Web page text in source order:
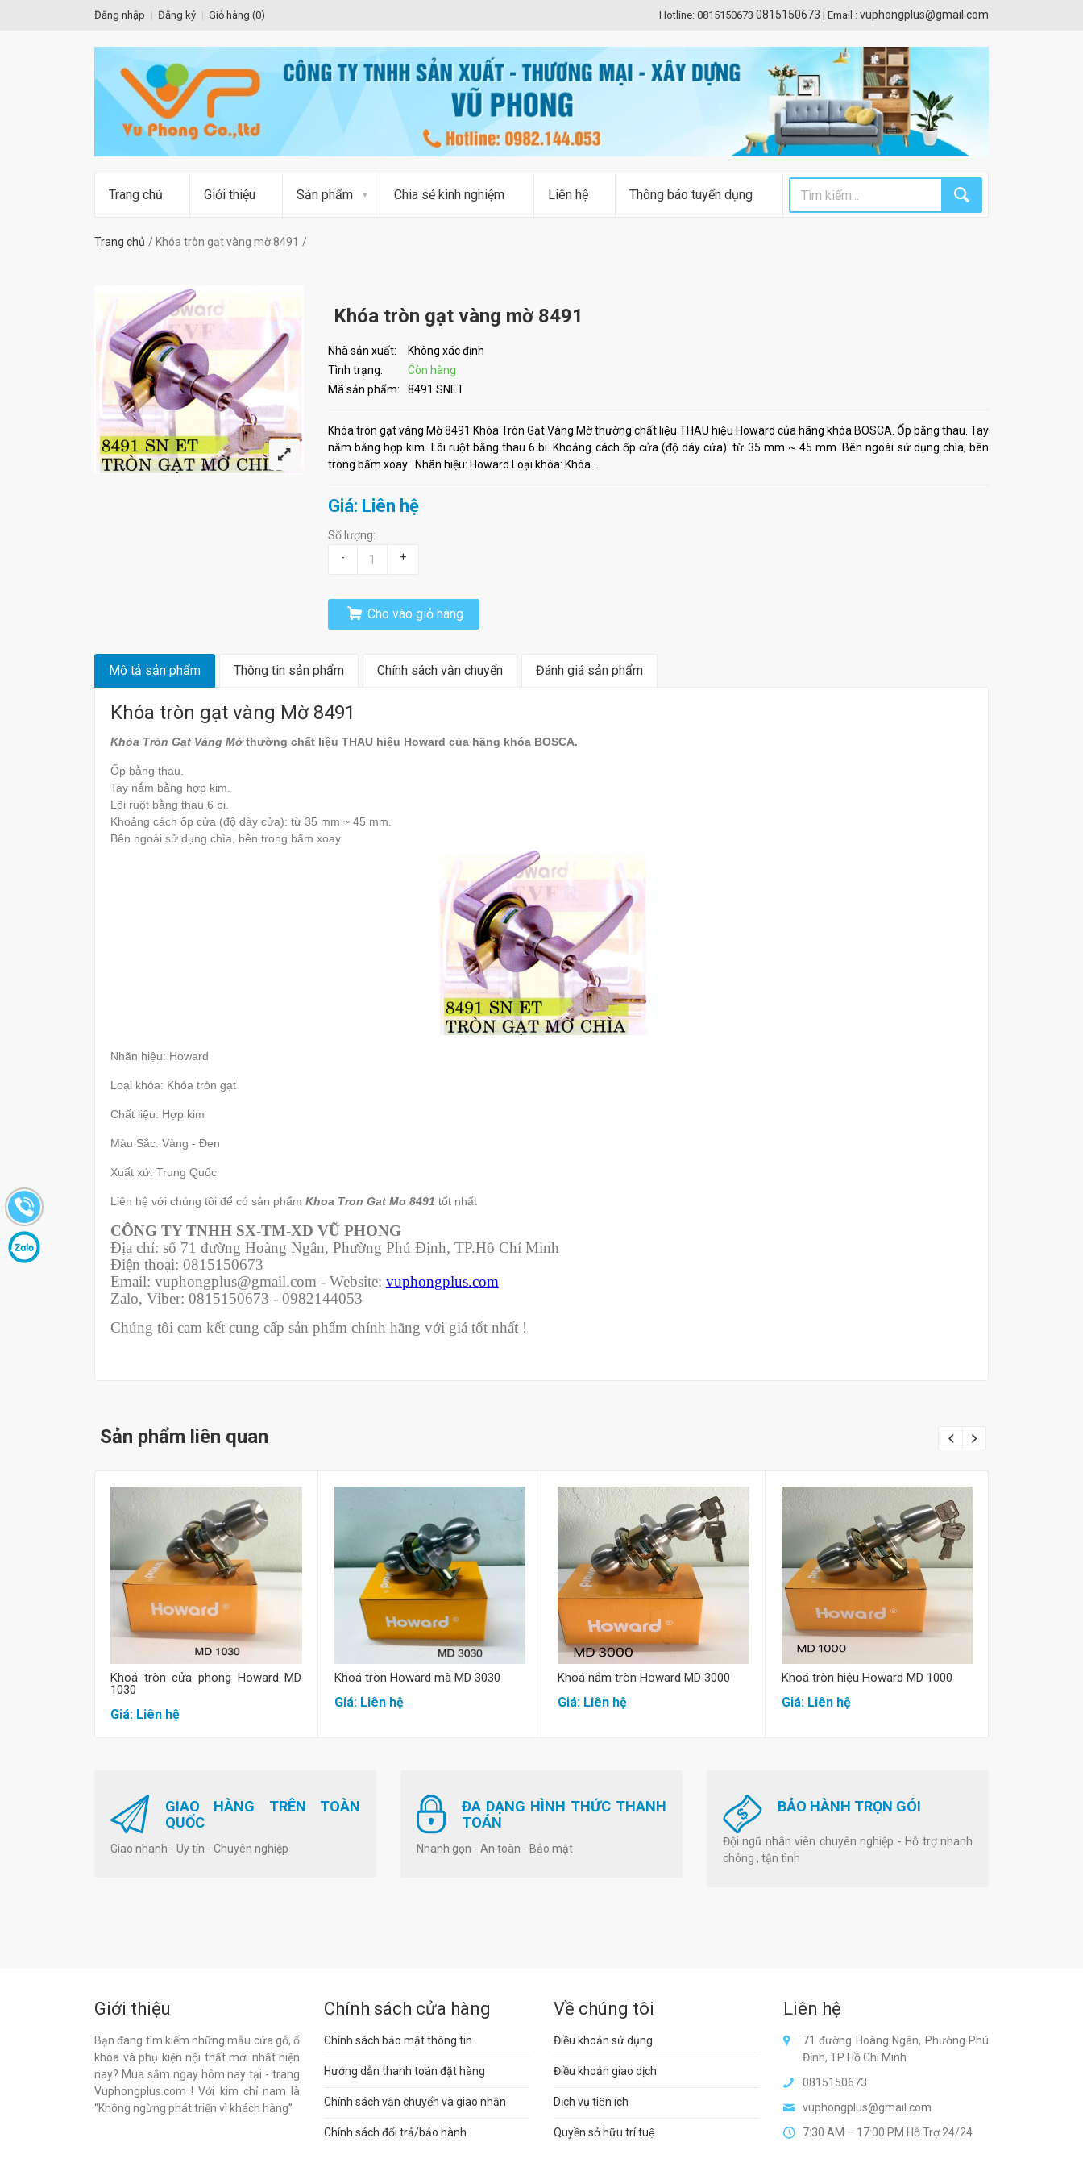
Đăng nhập Đăng ký Giỏ hàng (0) Hotline: 0815150673 0815150673 | Email : vuphongplus@gmail.com
Trang chủ Giới thiệu Sản phẩm Chia sẻ kinh nghiệm Liên hệ Thông báo tuyển dụng
Trang chủ Khóa tròn gạt vàng mờ 8491
Khóa tròn gạt vàng mờ 8491
Nhà sản xuất:
Không xác định
Tình trạng:
Còn hàng
Mã sản phẩm:
8491 SNET
Khóa tròn gạt vàng Mờ 8491 Khóa Tròn Gạt Vàng Mờ thường chất liệu THAU hiệu Howard của hãng khóa BOSCA. Ốp bằng thau. Tay
nắm bằng hợp kim. Lõi ruột bằng thau 6 bi. Khoảng cách ốp cửa (độ dày cửa): từ 35 mm ~ 45 mm. Bên ngoài sử dụng chìa, bên
trong bấm xoay Nhãn hiệu: Howard Loại khóa: Khóa...
Giá: Liên hệ
Số lượng:
-
+
Cho vào giỏ hàng
Mô tả sản phẩm Thông tin sản phẩm Chính sách vận chuyển Đánh giá sản phẩm
Khóa tròn gạt vàng Mờ 8491
Khóa Tròn Gạt Vàng Mờthường chất liệu THAU hiệu Howard của hãng khóa BOSCA.
Ốp bằng thau.
Tay nắm bằng hợp kim.
Lõi ruột bằng thau 6 bi.
Khoảng cách ốp cửa (độ dày cửa): từ 35 mm ~ 45 mm.
Bên ngoài sử dụng chìa, bên trong bấm xoay
Nhãn hiệu: Howard
Loại khóa: Khóa tròn gạt
Chất liệu: Hợp kim
Màu Sắc: Vàng - Đen
Xuất xứ: Trung Quốc
Liên hệ với chúng tôi để có sản phẩm Khoa Tron Gat Mo 8491 tốt nhất
CÔNG TY TNHH SX-TM-XD VŨ PHONG
Địa chỉ: số 71 đường Hoàng Ngân, Phường Phú Định, TP.Hồ Chí Minh
Điện thoại: 0815150673
Email: vuphongplus@gmail.com - Website: vuphongplus.com
Zalo, Viber: 0815150673 - 0982144053
Chúng tôi cam kết cung cấp sản phẩm chính hãng với giá tốt nhất !
Sản phẩm liên quan
Mua hàng
Khoá tròn cửa phong Howard MD
1030
Giá: Liên hệ
Mua hàng
Khoá tròn Howard mã MD 3030
Giá: Liên hệ
Mua hàng
Khoá nắm tròn Howard MD 3000
Giá: Liên hệ
Mua hàng
Khoá tròn hiệu Howard MD 1000
Giá: Liên hệ
GIAO HÀNG TRÊN TOÀN
QUỐC
Giao nhanh - Uy tín - Chuyên nghiệp
ĐA DẠNG HÌNH THỨC THANH
TOÁN
Nhanh gọn - An toàn - Bảo mật
BẢO HÀNH TRỌN GÓI
Đội ngũ nhân viên chuyên nghiệp - Hỗ trợ nhanh
chóng , tận tình
Giới thiệu
Bạn đang tìm kiếm những mẫu cửa gỗ, ổ
khóa và phụ kiện nội thất mới nhất hiện
nay? Mua sắm ngay hôm nay tại - trang
Vuphongplus.com ! Với kim chỉ nam là
“Không ngừng phát triển vì khách hàng”
Chính sách cửa hàng
Chính sách bảo mật thông tin
Hướng dẫn thanh toán đặt hàng
Chính sách vận chuyển và giao nhận
Chính sách đổi trả/bảo hành
Về chúng tôi
Điều khoản sử dụng
Điều khoản giao dịch
Dịch vụ tiện ích
Quyền sở hữu trí tuệ
Liên hệ
71 đường Hoàng Ngân, Phường Phú
Định, TP Hồ Chí Minh
0815150673
vuphongplus@gmail.com
7:30 AM – 17:00 PM Hỗ Trợ 24/24